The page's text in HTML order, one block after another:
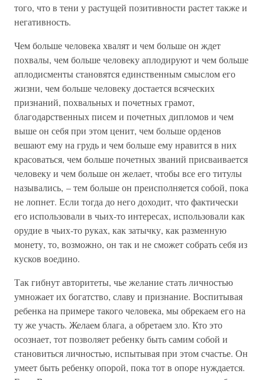
того, что в тени у растущей позитивности растет также и
негативность.
Чем больше человека хвалят и чем больше он ждет
похвалы, чем больше человеку аплодируют и чем больше
аплодисменты становятся единственным смыслом его
жизни, чем больше человеку достается всяческих
признаний, похвальных и почетных грамот,
благодарственных писем и почетных дипломов и чем
выше он себя при этом ценит, чем больше орденов
вешают ему на грудь и чем больше ему нравится в них
красоваться, чем больше почетных званий присваивается
человеку и чем больше он желает, чтобы все его титулы
назывались, – тем больше он преисполняется собой, пока
не лопнет. Если тогда до него доходит, что фактически
его использовали в чьих-то интересах, использовали как
орудие в чьих-то руках, как затычку, как разменную
монету, то, возможно, он так и не сможет собрать себя из
кусков воедино.
Так гибнут авторитеты, чье желание стать личностью
умножает их богатство, славу и признание. Воспитывая
ребенка на примере такого человека, мы обрекаем его на
ту же участь. Желаем блага, а обретаем зло. Кто это
осознает, тот позволяет ребенку быть самим собой и
становиться личностью, испытывая при этом счастье. Он
умеет быть ребенку опорой, пока тот в опоре нуждается.